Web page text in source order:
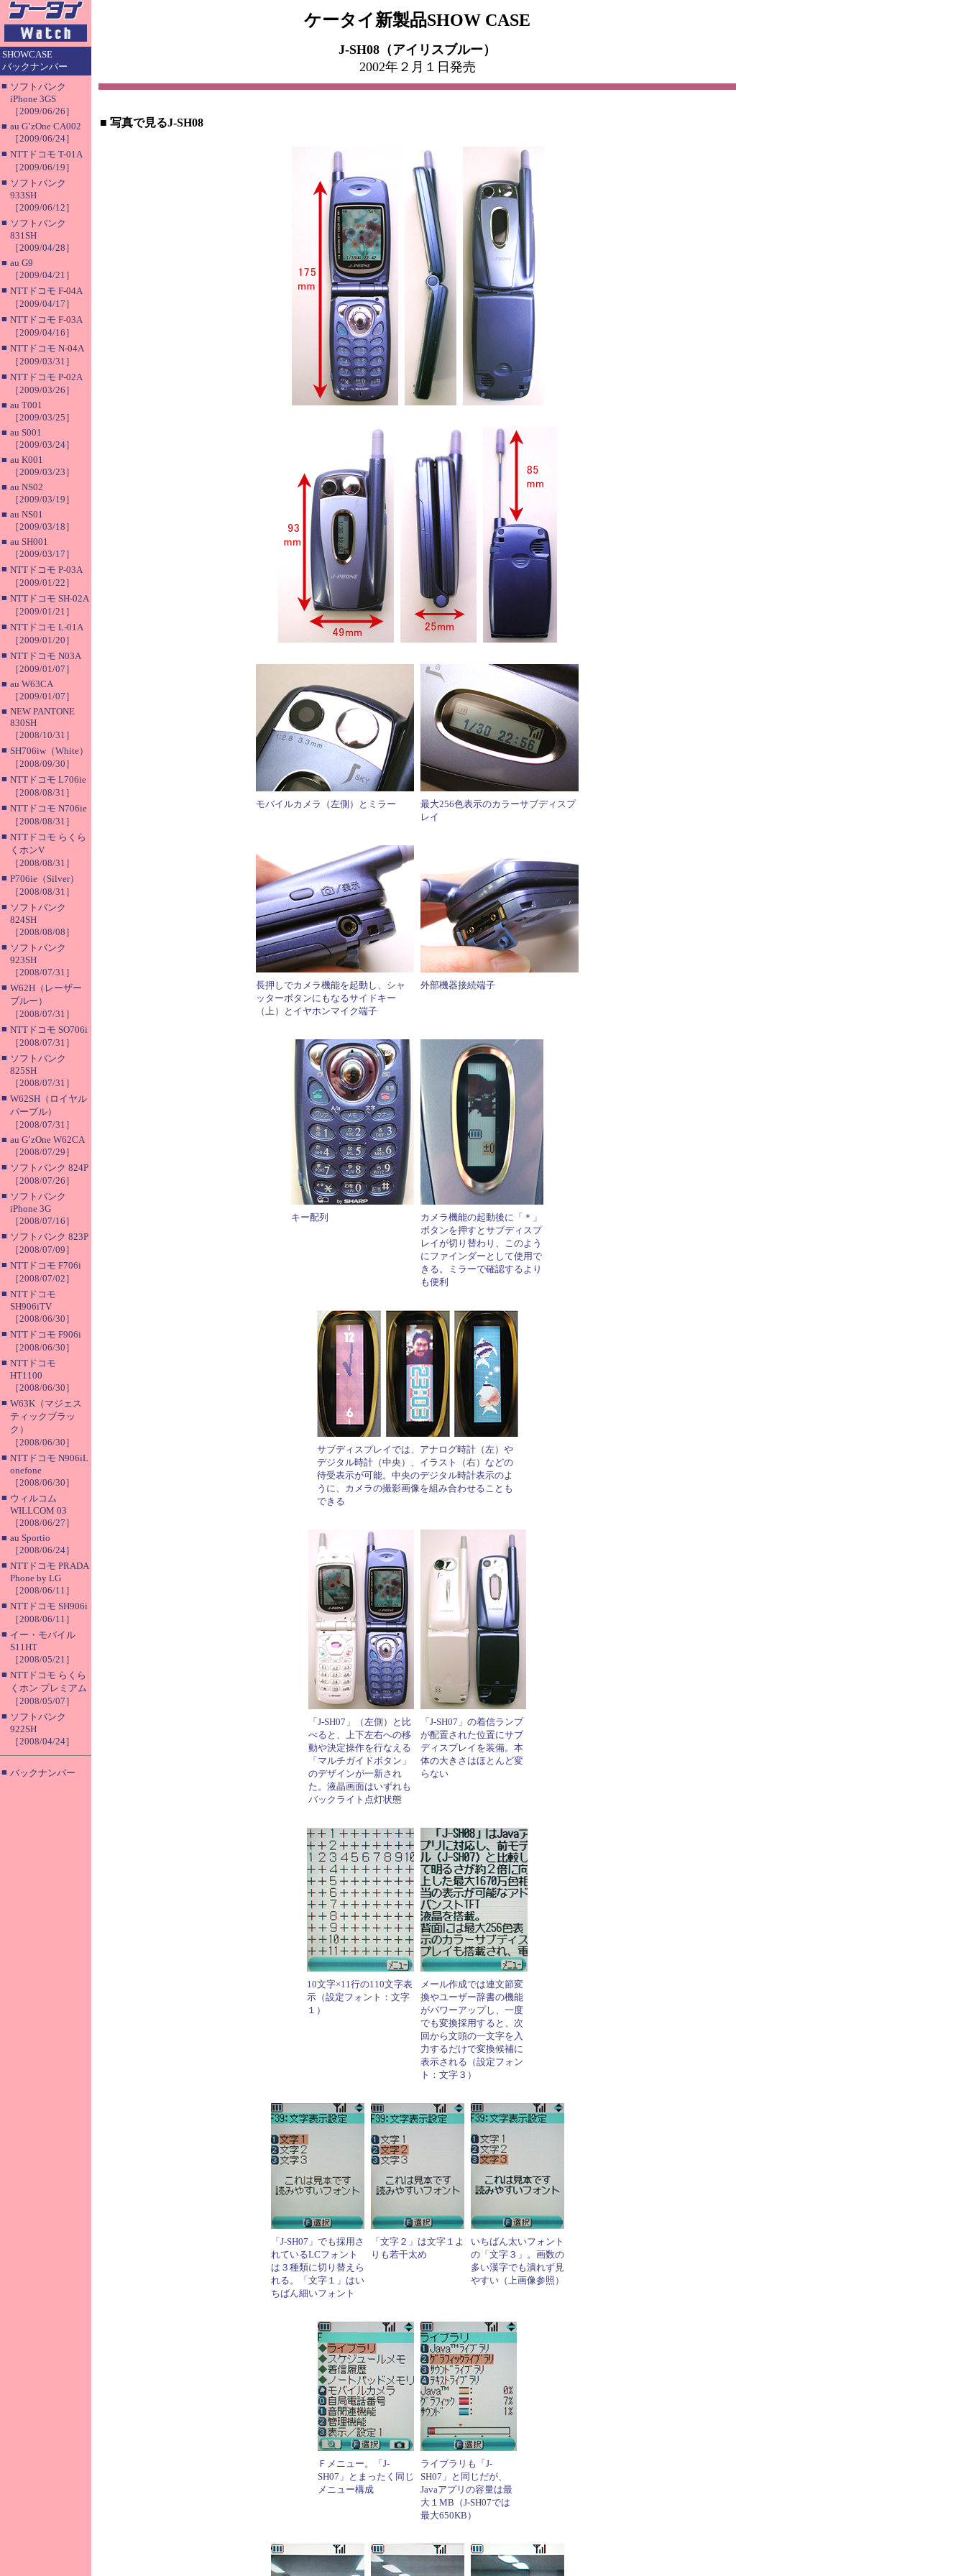
SHOWCASE
バックナンバー
■ ソフトバンク
iPhone 3GS
［2009/06/26］
■ au G’zOne CA002
［2009/06/24］
■ NTTドコモ T-01A
［2009/06/19］
■ ソフトバンク
933SH
［2009/06/12］
■ ソフトバンク
831SH
［2009/04/28］
■ au G9
［2009/04/21］
■ NTTドコモ F-04A
［2009/04/17］
■ NTTドコモ F-03A
［2009/04/16］
■ NTTドコモ N-04A
［2009/03/31］
■ NTTドコモ P-02A
［2009/03/26］
■ au T001
［2009/03/25］
■ au S001
［2009/03/24］
■ au K001
［2009/03/23］
■ au NS02
［2009/03/19］
■ au NS01
［2009/03/18］
■ au SH001
［2009/03/17］
■ NTTドコモ P-03A
［2009/01/22］
■ NTTドコモ SH-02A
［2009/01/21］
■ NTTドコモ L-01A
［2009/01/20］
■ NTTドコモ N03A
［2009/01/07］
■ au W63CA
［2009/01/07］
■ NEW PANTONE
830SH
［2008/10/31］
■ SH706iw（White）
［2008/09/30］
■ NTTドコモ L706ie
［2008/08/31］
■ NTTドコモ N706ie
［2008/08/31］
■ NTTドコモ らくら
くホンV
［2008/08/31］
■ P706ie（Silver）
［2008/08/31］
■ ソフトバンク
824SH
［2008/08/08］
■ ソフトバンク
923SH
［2008/07/31］
■ W62H（レーザー
ブルー）
［2008/07/31］
■ NTTドコモ SO706i
［2008/07/31］
■ ソフトバンク
825SH
［2008/07/31］
■ W62SH（ロイヤル
パープル）
［2008/07/31］
■ au G’zOne W62CA
［2008/07/29］
■ ソフトバンク 824P
［2008/07/26］
■ ソフトバンク
iPhone 3G
［2008/07/16］
■ ソフトバンク 823P
［2008/07/09］
■ NTTドコモ F706i
［2008/07/02］
■ NTTドコモ
SH906iTV
［2008/06/30］
■ NTTドコモ F906i
［2008/06/30］
■ NTTドコモ
HT1100
［2008/06/30］
■ W63K（マジェス
ティックブラッ
ク）
［2008/06/30］
■ NTTドコモ N906iL
onefone
［2008/06/30］
■ ウィルコム
WILLCOM 03
［2008/06/27］
■ au Sportio
［2008/06/24］
■ NTTドコモ PRADA
Phone by LG
［2008/06/11］
■ NTTドコモ SH906i
［2008/06/11］
■ イー・モバイル
S11HT
［2008/05/21］
■ NTTドコモ らくら
くホン プレミアム
［2008/05/07］
■ ソフトバンク
922SH
［2008/04/24］
■ バックナンバー
ケータイ新製品SHOW CASE
J-SH08（アイリスブルー）
2002年２月１日発売
■ 写真で見るJ-SH08
モバイルカメラ（左側）とミラー
最大256色表示のカラーサブディスプ
レイ
長押しでカメラ機能を起動し、シャ
ッターボタンにもなるサイドキー
（上）とイヤホンマイク端子
外部機器接続端子
キー配列
カメラ機能の起動後に「＊」
ボタンを押すとサブディスプ
レイが切り替わり、このよう
にファインダーとして使用で
きる。ミラーで確認するより
も便利
サブディスプレイでは、アナログ時計（左）や
デジタル時計（中央）、イラスト（右）などの
待受表示が可能。中央のデジタル時計表示のよ
うに、カメラの撮影画像を組み合わせることも
できる
「J-SH07」（左側）と比
べると、上下左右への移
動や決定操作を行なえる
「マルチガイドボタン」
のデザインが一新され
た。液晶画面はいずれも
バックライト点灯状態
「J-SH07」の着信ランプ
が配置された位置にサブ
ディスプレイを装備。本
体の大きさはほとんど変
らない
10文字×11行の110文字表
示（設定フォント：文字
１）
メール作成では連文節変
換やユーザー辞書の機能
がパワーアップし、一度
でも変換採用すると、次
回から文頭の一文字を入
力するだけで変換候補に
表示される（設定フォン
ト：文字３）
「J-SH07」でも採用さ
れているLCフォント
は３種類に切り替えら
れる。「文字１」はい
ちばん細いフォント
「文字２」は文字１よ
りも若干太め
いちばん太いフォント
の「文字３」。画数の
多い漢字でも潰れず見
やすい（上画像参照）
Ｆメニュー。「J-
SH07」とまったく同じ
メニュー構成
ライブラリも「J-
SH07」と同じだが、
Javaアプリの容量は最
大１MB（J-SH07では
最大650KB）